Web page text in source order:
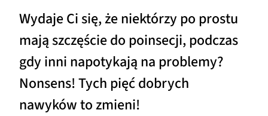
Wydaje Ci się, że niektórzy po prostu
mają szczęście do poinsecji, podczas
gdy inni napotykają na problemy?
Nonsens! Tych pięć dobrych
nawyków to zmieni!